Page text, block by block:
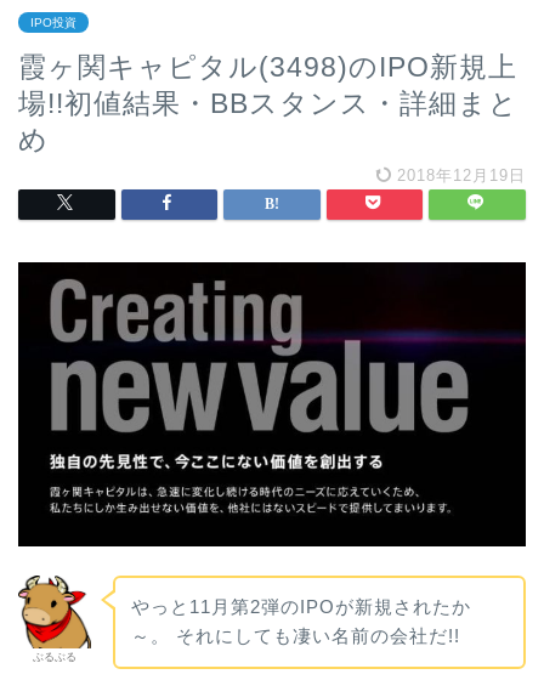
IPO投資
霞ヶ関キャピタル(3498)のIPO新規上
場!!初値結果・BBスタンス・詳細まと
め
2018年12月19日
ぶるぶる
やっと11月第2弾のIPOが新規されたか
～。 それにしても凄い名前の会社だ!!